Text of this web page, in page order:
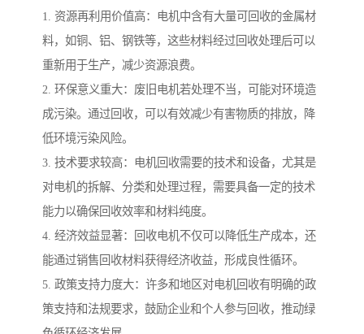
1. 资源再利用价值高：电机中含有大量可回收的金属材
料，如铜、铝、钢铁等，这些材料经过回收处理后可以
重新用于生产，减少资源浪费。
2. 环保意义重大：废旧电机若处理不当，可能对环境造
成污染。通过回收，可以有效减少有害物质的排放，降
低环境污染风险。
3. 技术要求较高：电机回收需要的技术和设备，尤其是
对电机的拆解、分类和处理过程，需要具备一定的技术
能力以确保回收效率和材料纯度。
4. 经济效益显著：回收电机不仅可以降低生产成本，还
能通过销售回收材料获得经济收益，形成良性循环。
5. 政策支持力度大：许多和地区对电机回收有明确的政
策支持和法规要求，鼓励企业和个人参与回收，推动绿